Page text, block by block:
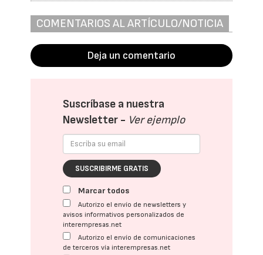
COMENTARIOS AL ARTÍCULO/NOTICIA
Deja un comentario
Suscríbase a nuestra
Newsletter - Ver ejemplo
SUSCRIBIRME GRATIS
Marcar todos
Autorizo el envío de newsletters y
avisos informativos personalizados de
interempresas.net
Autorizo el envío de comunicaciones
de terceros vía interempresas.net